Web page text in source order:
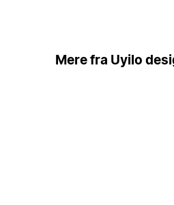
Mere fra Uyilo